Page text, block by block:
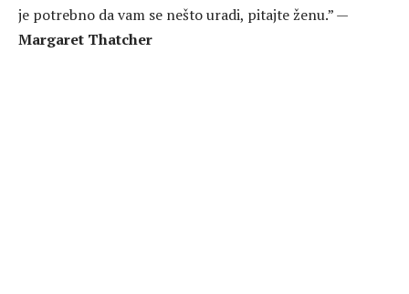
je potrebno da vam se nešto uradi, pitajte ženu.” —
Margaret Thatcher